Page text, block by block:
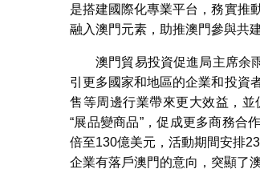
是搭建國際化專業平台，務實推
融入澳門元素，助推澳門參與共
澳門貿易投資促進局主席余
引更多國家和地區的企業和投資
售等周邊行業帶來更大效益，並
“展品變商品”，促成更多商務合
倍至130億美元，活動期間安排
企業有落戶澳門的意向，突顯了